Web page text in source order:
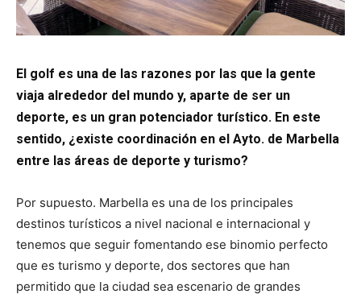
El golf es una de las razones por las que la gente
viaja alrededor del mundo y, aparte de ser un
deporte, es un gran potenciador turístico. En este
sentido, ¿existe coordinación en el Ayto. de Marbella
entre las áreas de deporte y turismo?
Por supuesto. Marbella es una de los principales
destinos turísticos a nivel nacional e internacional y
tenemos que seguir fomentando ese binomio perfecto
que es turismo y deporte, dos sectores que han
permitido que la ciudad sea escenario de grandes